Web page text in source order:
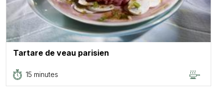
Tartare de veau parisien
15 minutes